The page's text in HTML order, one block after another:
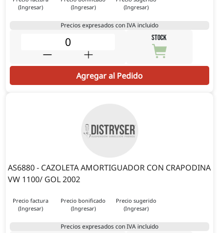
(Ingresar)
(Ingresar)
(Ingresar)
Precios expresados con IVA incluido
STOCK
Agregar al Pedido
AS6880 - CAZOLETA AMORTIGUADOR CON CRAPODINA
VW 1100/ GOL 2002
Precio factura
(Ingresar)
Precio bonificado
(Ingresar)
Precio sugerido
(Ingresar)
Precios expresados con IVA incluido